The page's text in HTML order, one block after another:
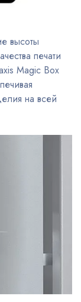
высоты
печати
Magic Box
на всей